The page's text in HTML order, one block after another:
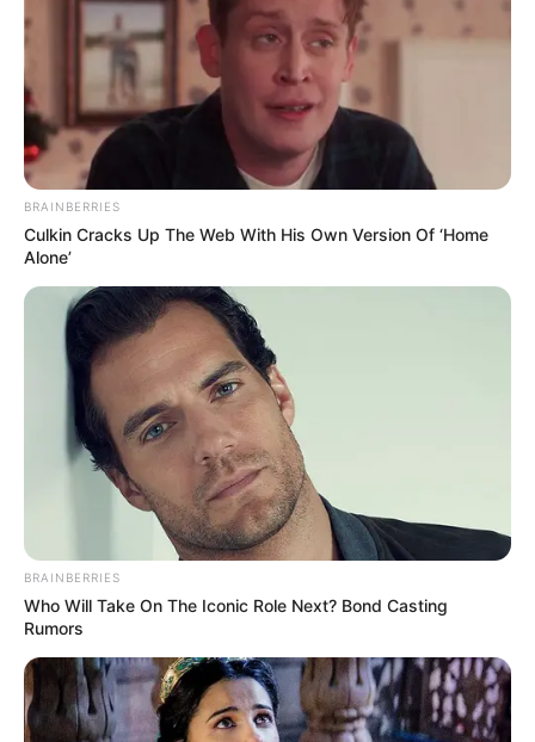
BRAINBERRIES
Culkin Cracks Up The Web With His Own Version Of ‘Home
Alone’
BRAINBERRIES
Who Will Take On The Iconic Role Next? Bond Casting
Rumors